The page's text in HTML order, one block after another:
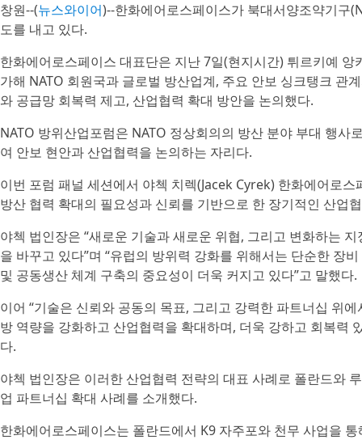
창원--(뉴스와이어)--한화에어로스페이스가 북대서양조약기구
도를 내고 있다.
한화에어로스페이스 대표단은 지난 7일(현지시간) 튀르키예
가해 NATO 회원국과 글로벌 방산업계, 주요 안보 싱크탱크 관
와 공급망 회복력 제고, 산업협력 확대 방안을 논의했다.
NATO 방위산업포럼은 NATO 정상회의의 방산 분야 부대 행
여 안보 현안과 산업협력을 논의하는 자리다.
이번 포럼 패널 세션에서 야첵 치렉(Jacek Cyrek) 한화에어로
방산 협력 확대의 필요성과 신뢰를 기반으로 한 장기적인 산업
야첵 법인장은 “새로운 기술과 새로운 위협, 그리고 변화하는
을 바꾸고 있다”며 “유럽의 방위력 강화를 위해서는 단순한 장
및 공동생산 체계 구축의 중요성이 더욱 커지고 있다”고 말했다.
이어 “기술은 신뢰와 공동의 목표, 그리고 강력한 파트너십 위
방 역량을 강화하고 산업협력을 확대하며, 더욱 강하고 회복력
다.
야첵 법인장은 이러한 산업협력 전략의 대표 사례로 폴란드와
업 파트너십 확대 사례를 소개했다.
한화에어로스페이스는 폴란드에서 K9 자주포와 천무 사업을